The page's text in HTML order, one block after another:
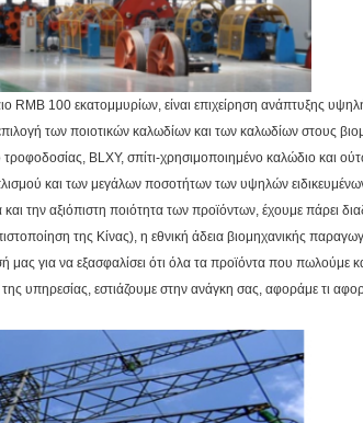
100 εκατομμυρίων, είναι επιχείρηση ανάπτυξης
των ποιοτικών καλωδίων και των καλωδίων στους
BLXY, σπίτι-χρησιμοποιημένο καλώδιο και
και των μεγάλων ποσοτήτων των υψηλών
και την αξιόπιστη ποιότητα των προϊόντων, έχουμε
της Κίνας), η εθνική άδεια βιομηχανικής
μας για να εξασφαλίσει ότι όλα τα προϊόντα που πωλούμε
εστιάζουμε στην ανάγκη σας, αφοράμε τι